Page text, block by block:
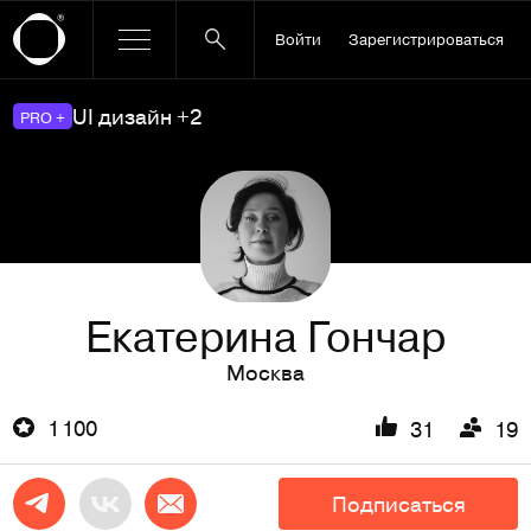
Войти Зарегистрироваться
PRO + UI дизайн +2
Екатерина Гончар
Москва
1 100
31 19
Подписаться